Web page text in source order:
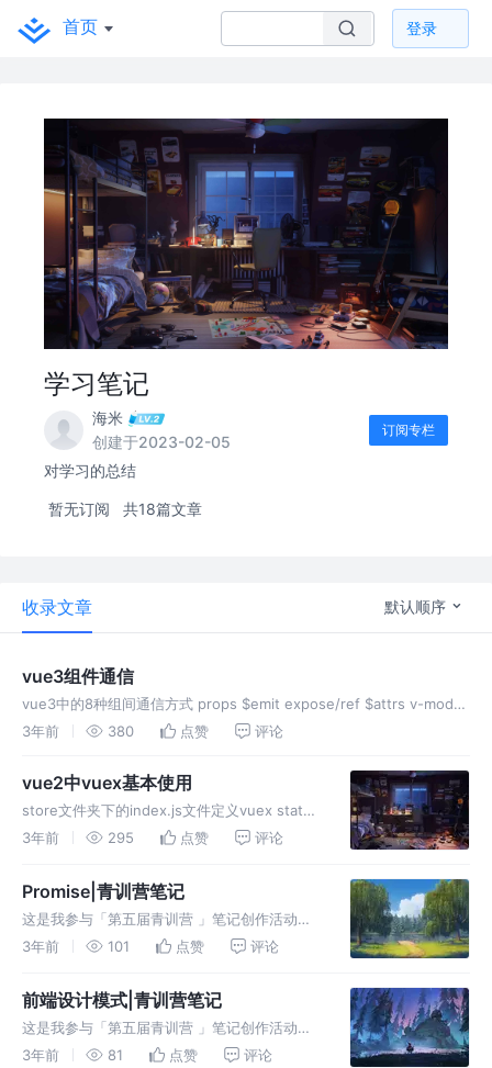
首页 登录
学习笔记
海米
创建于2023-02-05
订阅专栏
对学习的总结
暂无订阅 共18篇文章
收录文章 默认顺序
vue3组件通信
vue3中的8种组间通信方式 props $emit expose/ref $attrs v-model
provoid/inject vuex mitt props （关键API definePro
3年前 380 点赞 评论
vue2中vuex基本使用
store文件夹下的index.js文件定义vuex state
中值的获取方式 (用于存放共享数据) 单个获取
this.$store.state.xxx html中：<
3年前 295 点赞 评论
Promise|青训营笔记
这是我参与「第五届青训营 」笔记创作活动的
第16天 一、重点内容： Promise的resolve、
介绍： Promise可以不用new，可
3年前 101 点赞 评论
前端设计模式|青训营笔记
这是我参与「第五届青训营 」笔记创作活动的
第15天 一、本堂课重点内容： 什么设计模式、
3年前 81 点赞 评论